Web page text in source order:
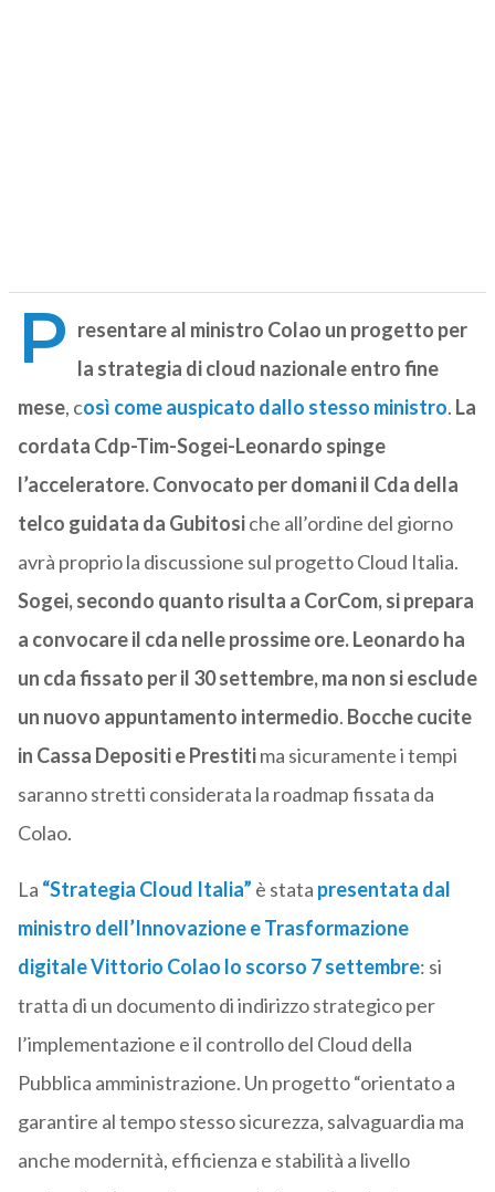
P resentare al ministro Colao un progetto per
la strategia di cloud nazionale entro fine
mese, così come auspicato dallo stesso ministro. La
cordata Cdp-Tim-Sogei-Leonardo spinge
l’acceleratore.Convocato per domani il Cda della
telco guidata da Gubitosiche all’ordine del giorno
avrà proprio la discussione sul progetto Cloud Italia.
Sogei, secondo quanto risulta a CorCom, si prepara
a convocare il cda nelle prossime ore.Leonardo ha
un cda fissato per il 30 settembre, ma non si esclude
un nuovo appuntamento intermedio. Bocche cucite
in Cassa Depositi e Prestitima sicuramente i tempi
saranno stretti considerata la roadmap fissata da
Colao.
La “Strategia Cloud Italia” è stata presentata dal
ministro dell’Innovazione e Trasformazione
digitale Vittorio Colao lo scorso 7 settembre: si
tratta di un documento di indirizzo strategico per
l’implementazione e il controllo del Cloud della
Pubblica amministrazione. Un progetto “orientato a
garantire al tempo stesso sicurezza, salvaguardia ma
anche modernità, efficienza e stabilità a livello